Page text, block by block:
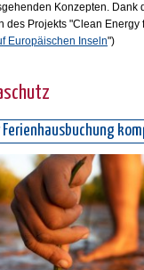
Konzepten. Dank
Projekts "Clean
Europäischen Inseln")